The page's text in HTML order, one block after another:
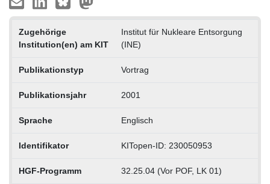
Zugehörige
Institution(en) am KIT
Institut für Nukleare Entsorgung
(INE)
Publikationstyp Vortrag
Publikationsjahr 2001
Sprache Englisch
Identifikator KITopen-ID: 230050953
HGF-Programm 32.25.04 (Vor POF, LK 01)